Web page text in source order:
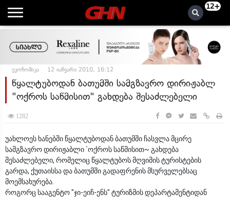
12+
ეკონომიკა 12 იანვარი 2010, 16:12
წყალტუბოდან ბათუმში სამგზავრო დირიჟაბლ
"ოქროს საწმისით" გახდება შესაძლებელი
1282
უახლოეს ხანებში წყალტუბოდან ბათუმში ჩასვლა მცირე
სამგზავრო დირიჟაბლი `ოქროს საწმისით~ გახდება
შესაძლებელი, რომელიც წყალტუბოს მღვიმის ტურისტების
გარდა, ქუთაისსა და ბათუმში გადაფრენის მსურველებსაც
მოემსახურება.
როგორც სააგენტო "ჯი-ეიჩ-ენს" ტურიზმის დეპარტამენტიდან